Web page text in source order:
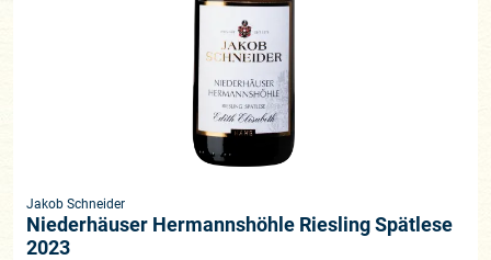
Jakob Schneider
Niederhäuser Hermannshöhle Riesling Spätlese
2023